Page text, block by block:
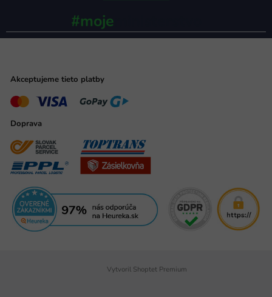
#moje
Akceptujeme tieto platby
Doprava
Vytvoril Shoptet Premium